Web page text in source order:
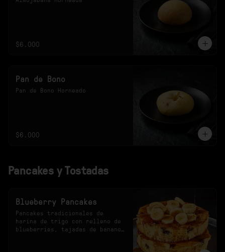
$6.000
Pan de Bono
Pan de Bono Horneado
$6.000
Pancakes y Tostadas
Blueberry Pancakes
Pancakes tradicionales de
harina de trigo con relleno de
blueberries, tajadas de banano